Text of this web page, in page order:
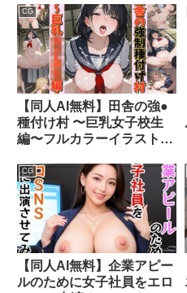
CG
【同人AI無料】田舎の強●
種付け村 〜巨乳女子校生
編〜フルカラーイラスト集
CG
【同人AI無料】企業アピー
ルのために女子社員をエロ